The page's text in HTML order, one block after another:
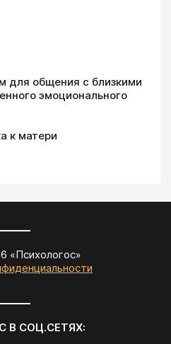
для общения с близкими
эмоционального
к матери
«Психологос»
В СОЦ.СЕТЯХ: